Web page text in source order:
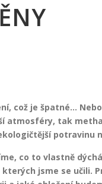
což je špatné…
atmosféry, tak
potravinu
co to vlastně
jsme se učili.